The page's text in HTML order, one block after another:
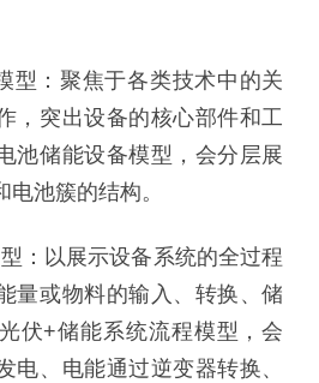
：聚焦于各类技术中的关
，突出设备的核心部件和工
池储能设备模型，会分层展
电池簇的结构。
：以展示设备系统的全过程
量或物料的输入、转换、储
伏+储能系统流程模型，会
电、电能通过逆变器转换、